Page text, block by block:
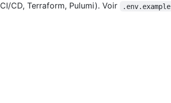
CD, Terraform, Pulumi). Voir .env.example